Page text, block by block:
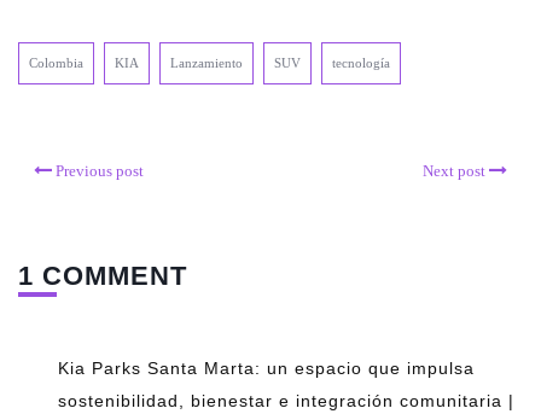
Colombia KIA Lanzamiento SUV tecnología
Previous post Next post
1 COMMENT
Kia Parks Santa Marta: un espacio que impulsa
sostenibilidad, bienestar e integración comunitaria |